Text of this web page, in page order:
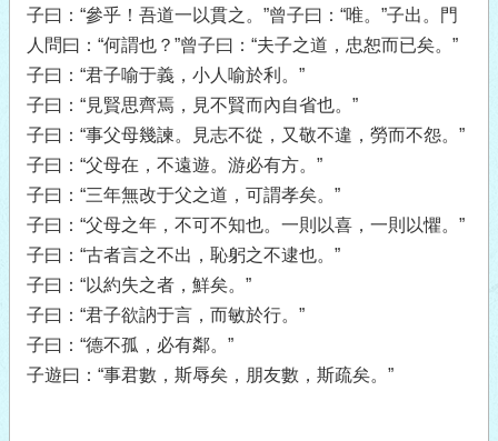
子曰：“參乎！吾道一以貫之。”曾子曰：“唯。”子出。門
人問曰：“何謂也？”曾子曰：“夫子之道，忠恕而已矣。”
子曰：“君子喻于義，小人喻於利。”
子曰：“見賢思齊焉，見不賢而內自省也。”
子曰：“事父母幾諫。見志不從，又敬不違，勞而不怨。”
子曰：“父母在，不遠遊。游必有方。”
子曰：“三年無改于父之道，可謂孝矣。”
子曰：“父母之年，不可不知也。一則以喜，一則以懼。”
子曰：“古者言之不出，恥躬之不逮也。”
子曰：“以約失之者，鮮矣。”
子曰：“君子欲訥于言，而敏於行。”
子曰：“德不孤，必有鄰。”
子遊曰：“事君數，斯辱矣，朋友數，斯疏矣。”